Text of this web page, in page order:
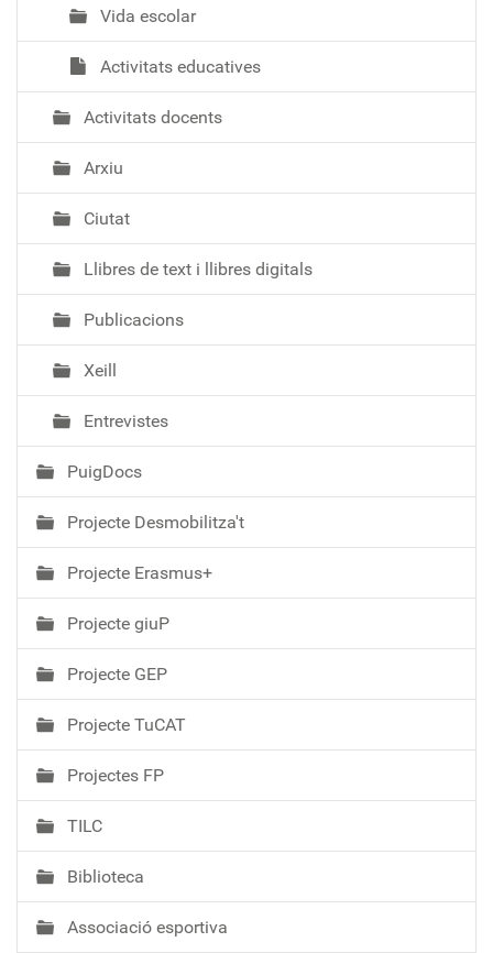
Vida escolar
Activitats educatives
Activitats docents
Arxiu
Ciutat
Llibres de text i llibres digitals
Publicacions
Xeill
Entrevistes
PuigDocs
Projecte Desmobilitza't
Projecte Erasmus+
Projecte giuP
Projecte GEP
Projecte TuCAT
Projectes FP
TILC
Biblioteca
Associació esportiva